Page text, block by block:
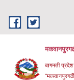
बागमती